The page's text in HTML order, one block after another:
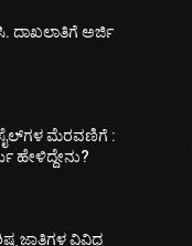
ದಾಖಲಾತಿಗೆ ಅರ್ಜಿ
ಮೆರವಣಿಗೆ :
ಜಾತಿಗಳ ವಿವಿಧ